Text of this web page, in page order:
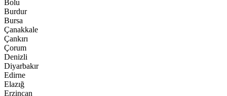
Bolu
Burdur
Bursa
Çanakkale
Çankırı
Çorum
Denizli
Diyarbakır
Edirne
Elazığ
Erzincan